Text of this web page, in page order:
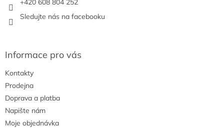
+420 608 804 252
Sledujte nás na facebooku
Informace pro vás
Kontakty
Prodejna
Doprava a platba
Napište nám
Moje objednávka